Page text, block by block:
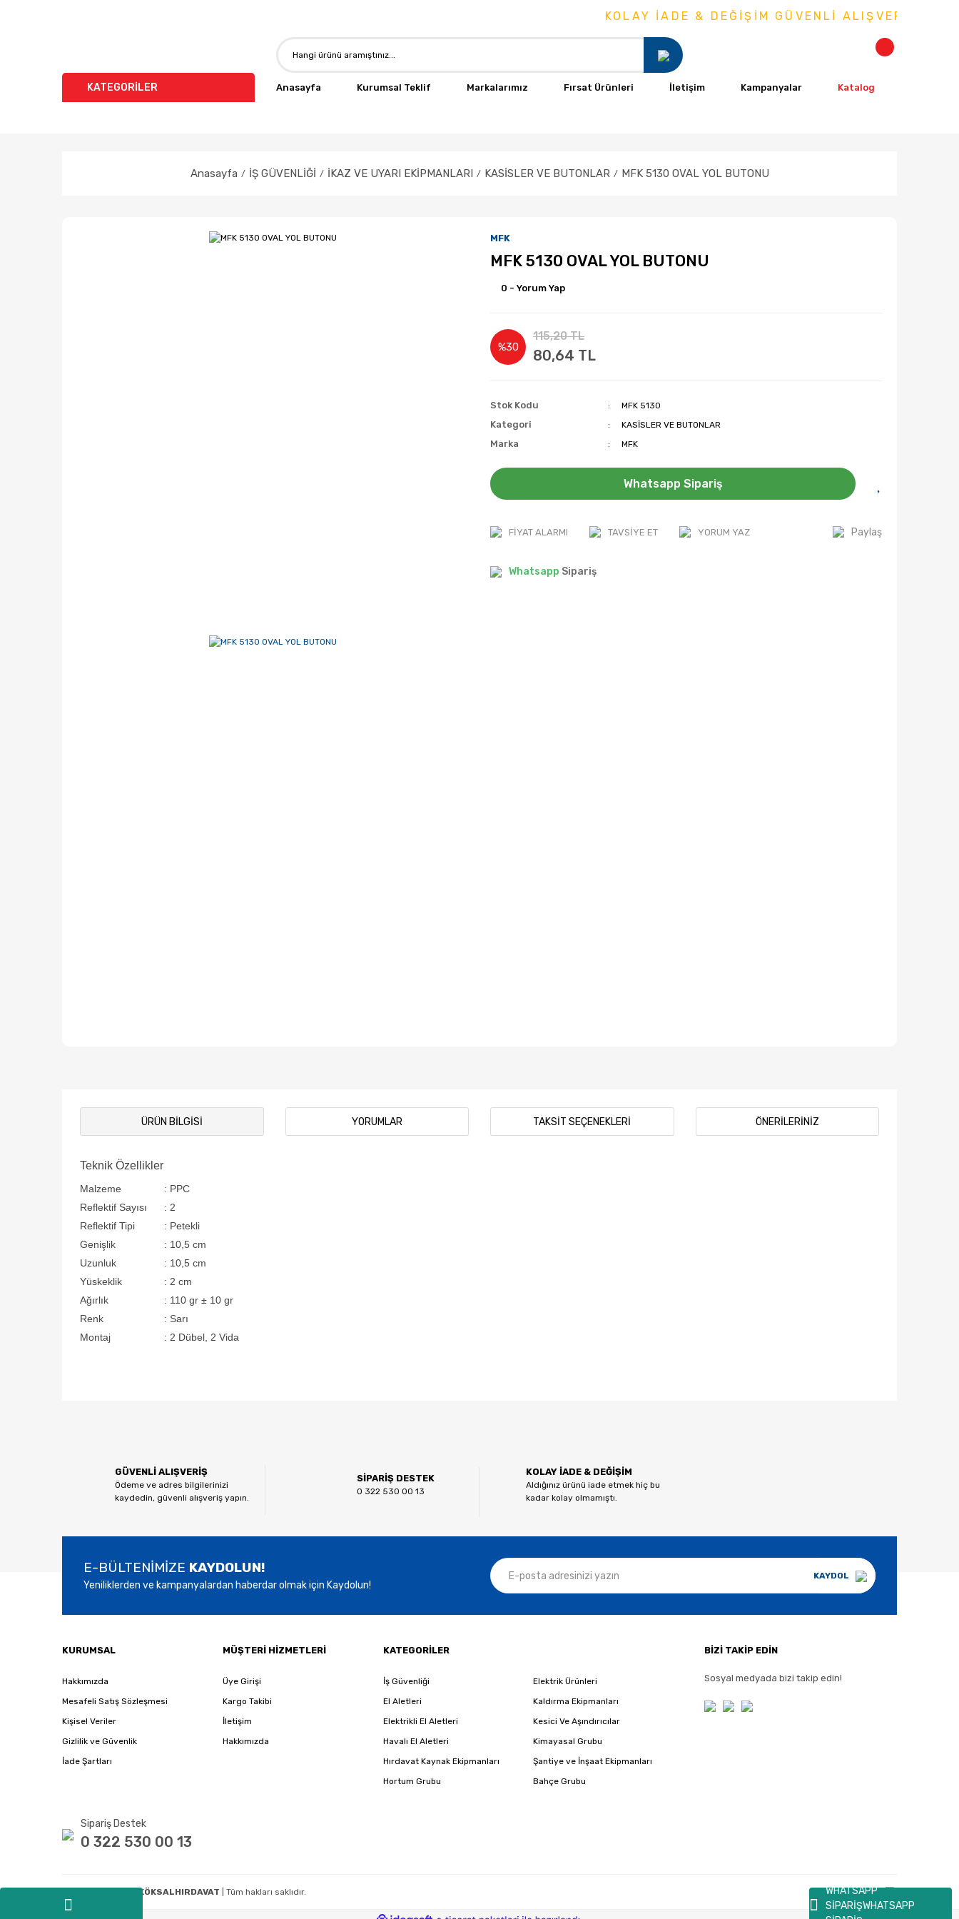
WHATSAPP
SİPARİŞWHATSAPP
KOLAY İADE & DEĞİŞİM GÜVENLİ ALIŞVERİŞ
KATEGORİLER Anasayfa Kurumsal Teklif Markalarımız Fırsat Ürünleri İletişim Kampanyalar Katalog
Anasayfa İŞ GÜVENLİĞİ İKAZ VE UYARI EKİPMANLARI KASİSLER VE BUTONLAR MFK 5130 OVAL YOL BUTONU
MFK
MFK 5130 OVAL YOL BUTONU
0 - Yorum Yap
%30
115,20 TL
80,64 TL
Stok Kodu MFK 5130
Kategori KASİSLER VE BUTONLAR
Marka MFK
Whatsapp Sipariş
FIYAT ALARMI TAVSIYE ET YORUM YAZ Paylaş
Whatsapp Sipariş
ÜRÜN BILGISI YORUMLAR TAKSIT SEÇENEKLERI ÖNERILERINIZ
Teknik Özellikler
Malzeme : PPC
Reflektif Sayısı
: 2
Reflektif Tipi
: Petekli
Genişlik
: 10,5 cm
Uzunluk
: 10,5 cm
Yüskeklik
: 2 cm
Ağırlık
: 110 gr ± 10 gr
Renk
: Sarı
Montaj
: 2 Dübel, 2 Vida
Ürün açıklamasında eksik bilgiler bulunuyor.
Ürün bilgilerinde hatalar bulunuyor.
GÜVENLİ ALIŞVERİŞ
Ödeme ve adres bilgilerinizi
kaydedin, güvenli alışveriş yapın.
SİPARİŞ DESTEK
0 322 530 00 13
KOLAY İADE & DEĞİŞİM
Aldığınız ürünü iade etmek hiç bu
kadar kolay olmamıştı.
E-BÜLTENİMİZE KAYDOLUN!
Yeniliklerden ve kampanyalardan haberdar olmak için Kaydolun!
KAYDOL
KURUMSAL
Hakkımızda
Mesafeli Satış Sözleşmesi
Kişisel Veriler
Gizlilik ve Güvenlik
İade Şartları
MÜŞTERİ HİZMETLERİ
Üye Girişi
Kargo Takibi
İletişim
Hakkımızda
KATEGORİLER
İş Güvenliği
Elektrik Ürünleri
El Aletleri
Kaldırma Ekipmanları
Elektrikli El Aletleri
Kesici Ve Aşındırıcılar
Havalı El Aletleri
Kimayasal Grubu
Hırdavat Kaynak Ekipmanları
Şantiye ve İnşaat Ekipmanları
Hortum Grubu
Bahçe Grubu
BİZİ TAKİP EDİN
Sosyal medyada bizi takip edin!
Sipariş Destek
0 322 530 00 13
E-KÖKSALHIRDAVAT | Tüm hakları saklıdır.